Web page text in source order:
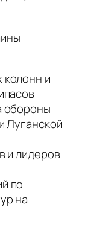
и
обороны
Луганской
и лидеров
по
на